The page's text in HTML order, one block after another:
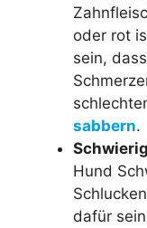
oder rot
sein,
sabbern.
Hund
dafür